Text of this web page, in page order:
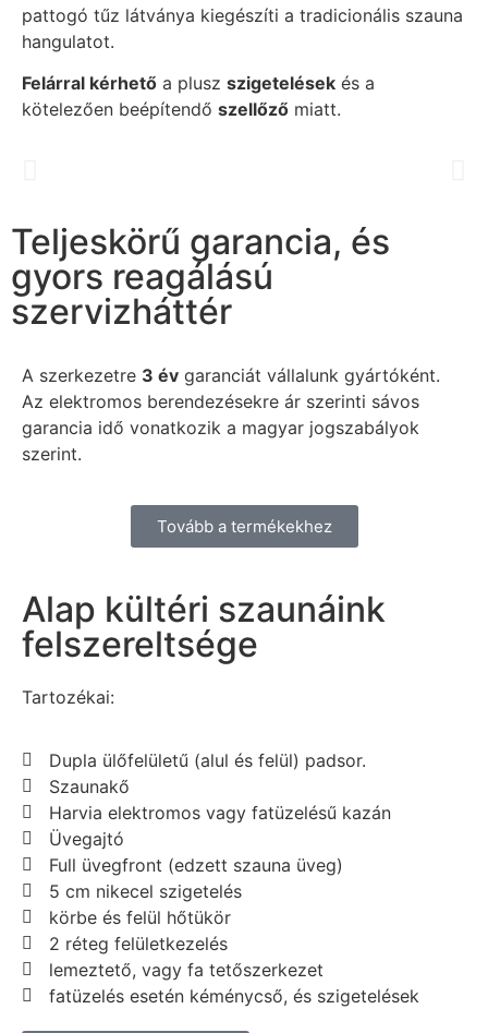
pattogó tűz látványa kiegészíti a tradicionális szauna
hangulatot.
Felárral kérhető a plusz szigetelések és a
kötelezően beépítendő szellőző miatt.
Teljeskörű garancia, és
gyors reagálású
szervizháttér
A szerkezetre 3 év garanciát vállalunk gyártóként.
Az elektromos berendezésekre ár szerinti sávos
garancia idő vonatkozik a magyar jogszabályok
szerint.
Tovább a termékekhez
Alap kültéri szaunáink
felszereltsége
Tartozékai:
Dupla ülőfelületű (alul és felül) padsor.
Szaunakő
Harvia elektromos vagy fatüzelésű kazán
Üvegajtó
Full üvegfront (edzett szauna üveg)
5 cm nikecel szigetelés
körbe és felül hőtükör
2 réteg felületkezelés
lemeztető, vagy fa tetőszerkezet
fatüzelés esetén kéménycső, és szigetelések